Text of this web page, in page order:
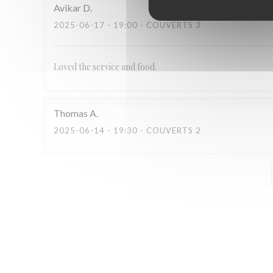
Avikar D
2025-06-17 - 19:00 - COUVERTS 3
Loved the service and food.
Thomas A
2025-06-14 - 19:30 - COUVERTS 2